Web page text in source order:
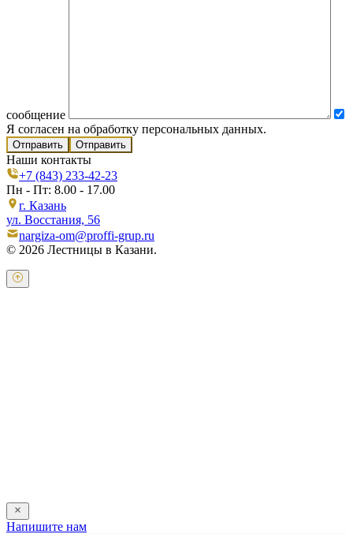
сообщение
Я согласен на обработку персональных данных.
Отправить
Наши контакты
+7 (843) 233-42-23
Пн - Пт: 8.00 - 17.00
г. Казань
ул. Восстания, 56
nargiza-om@proffi-grup.ru
© 2026 Лестницы в Казани.
Напишите нам